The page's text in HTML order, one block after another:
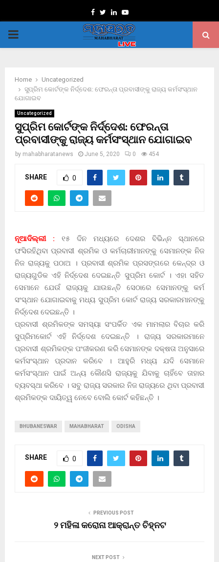
Facebook
TwitterLinkedinYoutube
PRIMARY
Home
Uncategorized
ସୁପ୍ରିମ କୋର୍ଟଙ୍କ ନିର୍ଦ୍ଦେଶ: ଫେରନ୍ତା ପ୍ରବାସୀଙ୍କୁ ରାଜ୍ୟ କର୍ମସଂସ୍ଥାନ
ଯୋଗାଇବ
Uncategorized
ସୁପ୍ରିମ କୋର୍ଟଙ୍କ ନିର୍ଦ୍ଦେଶ: ଫେରନ୍ତା
ପ୍ରବାସୀଙ୍କୁ ରାଜ୍ୟ କର୍ମସଂସ୍ଥାନ ଯୋଗାଇବ
by mahabharatanews June 5, 2020 0 454
SHARE 0
ନୂଆଦିଲ୍ଲୀ : ୧୫ ଦିନ ମଧ୍ୟରେ ଦେଶର ବିଭିନ୍ନ ସ୍ଥାନରେ
ଫସିରହିଥିବା ପ୍ରବାସୀ ଶ୍ରମିକ ଓ କର୍ମଚାରୀମାନଙ୍କୁ ସେମାନଙ୍କ ନିଜ
ନିଜ ରାଜ୍ୟକୁ ପଠାଅ । ପ୍ରବାସୀ ଶ୍ରମିକ ପ୍ରସଙ୍ଗରେ କେନ୍ଦ୍ର ଓ
ରାଜ୍ୟଗୁଡିକ ଏହି ନିର୍ଦ୍ଦେଶ ଦେଇଛନ୍ତି ସୁପ୍ରିମ କୋର୍ଟ । ଏହା ସହିତ
ସେମାନେ ଯେଉଁ ରାଜ୍ୟକୁ ଯାଉଛନ୍ତି ସେଠାରେ ସେମାନଙ୍କୁ କର୍ମ
ସଂସ୍ଥାନ ଯୋଗାଇବାକୁ ମଧ୍ୟ ସୁପ୍ରିମ କୋର୍ଟ ରାଜ୍ୟ ସରକାରମାନଙ୍କୁ
ନିର୍ଦ୍ଦେଶ ଦେଇଛନ୍ତି ।
ପ୍ରବାସୀ ଶ୍ରମିକଙ୍କ ସମସ୍ୟା ସଂପର୍କିତ ଏକ ମାମଲାର ବିଚାର କରି
ସୁପ୍ରିମକୋର୍ଟ ଏହି ନିର୍ଦ୍ଦେଶ ଦେଇଛନ୍ତି । ରାଜ୍ୟ ସରକାରମାନେ
ପ୍ରବାସୀ ଶ୍ରମିକଙ୍କ ପଂଜୀକରଣ କରି ସେମାନଙ୍କ ଦକ୍ଷତା ଅନୁସାରେ
କର୍ମସଂସ୍ଥାନ ପ୍ରଦାନ କରିବେ । ଆହୁରି ମଧ୍ୟ ଯଦି ସେମାନେ
କର୍ମସଂସ୍ଥାନ ପାଇଁ ଅନ୍ୟ କୌଣସି ରାଜ୍ୟକୁ ଯିବାକୁ ଚାହିଁବେ ତାହାର
ବ୍ୟବସ୍ଥା କରିବେ । ସବୁ ରାଜ୍ୟ ସରକାର ନିଜ ରାଜ୍ୟରେ ଥିବା ପ୍ରବାସୀ
ଶ୍ରମିକଙ୍କ ଦାୟିତ୍ୱ ନେବେ ବୋଲି କୋର୍ଟ କହିଛନ୍ତି ।
BHUBANESWAR MAHABHARAT ODISHA
SHARE 0
PREVIOUS POST
୨ ମହିଳା କରୋନା ଆକ୍ରାନ୍ତ ଚିହ୍ନଟ
NEXT POST